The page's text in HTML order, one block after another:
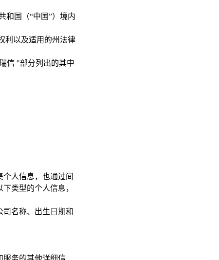
和国（“中国”）境内
利以及适用的州法律
信 "部分列出的其中
人信息，也通过间
类型的个人信息，
名称、出生日期和
服务的其他详细信